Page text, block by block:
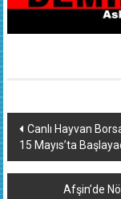
Yazı
dolaşımı
Canlı Hayvan
15 Mayıs’ta
Afşin’de